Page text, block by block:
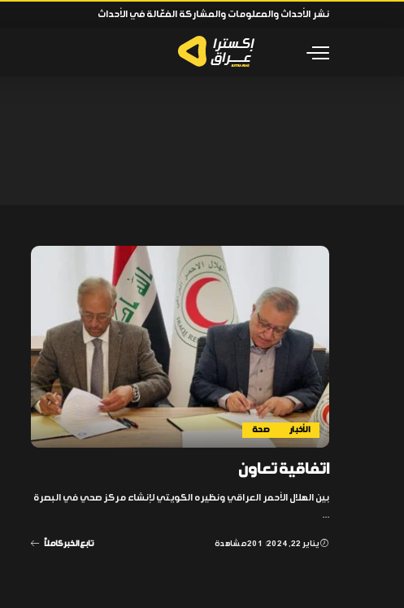
نشر الأحداث والمعلومات والمشاركة الفعّالة في الأحداث
الأخبار صحة
اتفاقية تعاون
بين الهلال الأحمر العراقي ونظيره الكويتي لإنشاء مركز صحي في البصرة
...
يناير 22, 2024 201 مشاهدة تابع الخبر كاملاً